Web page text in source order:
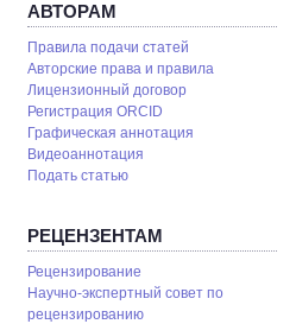
АВТОРАМ
Правила подачи статей
Авторские права и правила
Лицензионный договор
Регистрация ORCID
Графическая аннотация
Видеоаннотация
Подать статью
РЕЦЕНЗЕНТАМ
Рецензирование
Научно-экспертный совет по
рецензированию